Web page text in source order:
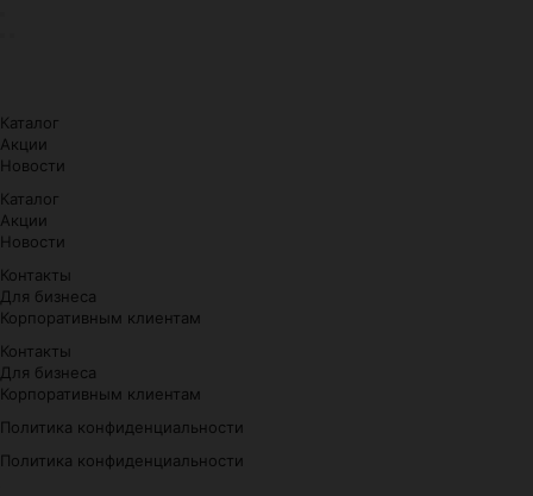
Каталог
Акции
Новости
Каталог
Акции
Новости
Контакты
Для бизнеса
Корпоративным клиентам
Контакты
Для бизнеса
Корпоративным клиентам
Политика конфиденциальности
Политика конфиденциальности